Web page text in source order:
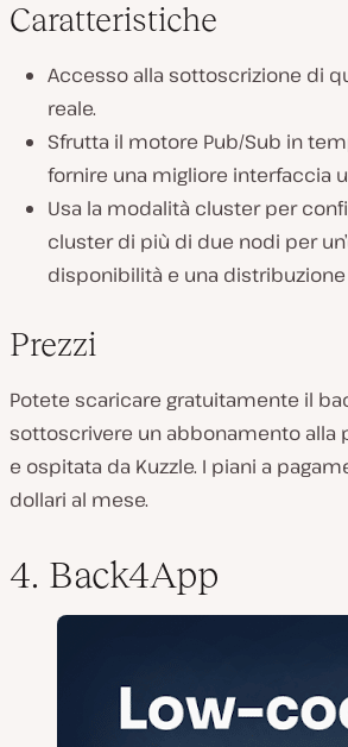
Caratteristiche
Accesso alla sottoscrizione di
reale.
Sfrutta il motore Pub/Sub in
fornire una migliore interfaccia
Usa la modalità cluster per
cluster di più di due nodi per
disponibilità e una distribuzione
Prezzi
Potete scaricare gratuitamente il
sottoscrivere un abbonamento alla
e ospitata da Kuzzle. I piani a
dollari al mese.
4. Back4App